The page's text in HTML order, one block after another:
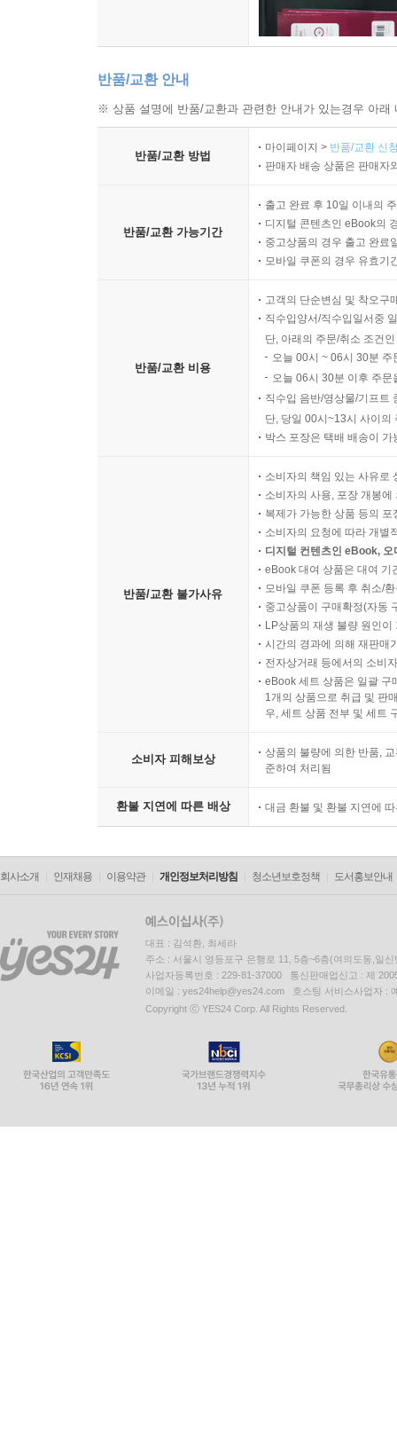
반품/교환 안내
※ 상품 설명에 반품/교환과 관련한 안내가 있는경우 아
반품/교환 방법
마이페이지 > 반품/교환 신
판매자 배송 상품은 판매자
반품/교환 가능기간
출고 완료 후 10일 이내의
디지털 콘텐츠인 eBook의
중고상품의 경우 출고 완료
모바일 쿠폰의 경우 유효기
반품/교환 비용
고객의 단순변심 및 착오구
직수입양서/직수입일서중
단, 아래의 주문/취소 조건
오늘 00시 ~ 06시 30분
오늘 06시 30분 이후 주
직수입 음반/영상물/기프트
단, 당일 00시~13시 사이의
박스 포장은 택배 배송이
반품/교환 불가사유
소비자의 책임 있는 사유로
소비자의 사용, 포장 개봉
복제가 가능한 상품 등의
소비자의 요청에 따라 개별
디지털 컨텐츠인 eBook,
eBook 대여 상품은 대여 기
모바일 쿠폰 등록 후 취소/
중고상품이 구매확정(자동
LP상품의 재생 불량 원인
시간의 경과에 의해 재판매
전자상거래 등에서의 소비
eBook 세트 상품은 일괄 구
1개의 상품으로 취급 및 판
우, 세트 상품 전부 및 세트
소비자 피해보상
상품의 불량에 의한 반품,
준하여 처리됨
환불 지연에 따른 배상 대금 환불 및 환불 지연에
회사소개 인재채용 이용약관 개인정보처리방침 청소년보호정책 도서홍보안내
대표 : 김석환, 최세라
주소 : 서울시 영등포구 은행로 11, 5층~6층(여의도동,일신
사업자등록번호 : 229-81-37000 통신판매업신고 : 제
이메일 : yes24help@yes24.com 호스팅 서비스사업자 :
Copyright ⓒ YES24 Corp. All Rights Reserved.